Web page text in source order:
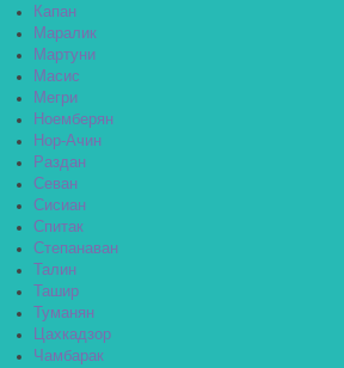
Капан
Маралик
Мартуни
Масис
Мегри
Ноемберян
Нор-Ачин
Раздан
Севан
Сисиан
Спитак
Степанаван
Талин
Ташир
Туманян
Цахкадзор
Чамбарак